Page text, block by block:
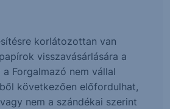
korlátozottan van
visszavásárlására a
Forgalmazó nem vállal
következően előfordulhat,
nem a szándékai szerint